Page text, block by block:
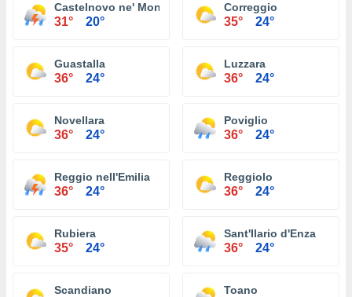
Castelnovo ne' Monti
31° 20°
Correggio
35° 24°
Guastalla
36° 24°
Luzzara
36° 24°
Novellara
36° 24°
Poviglio
36° 24°
Reggio nell'Emilia
36° 24°
Reggiolo
36° 24°
Rubiera
35° 24°
Sant'Ilario d'Enza
36° 24°
Scandiano Toano